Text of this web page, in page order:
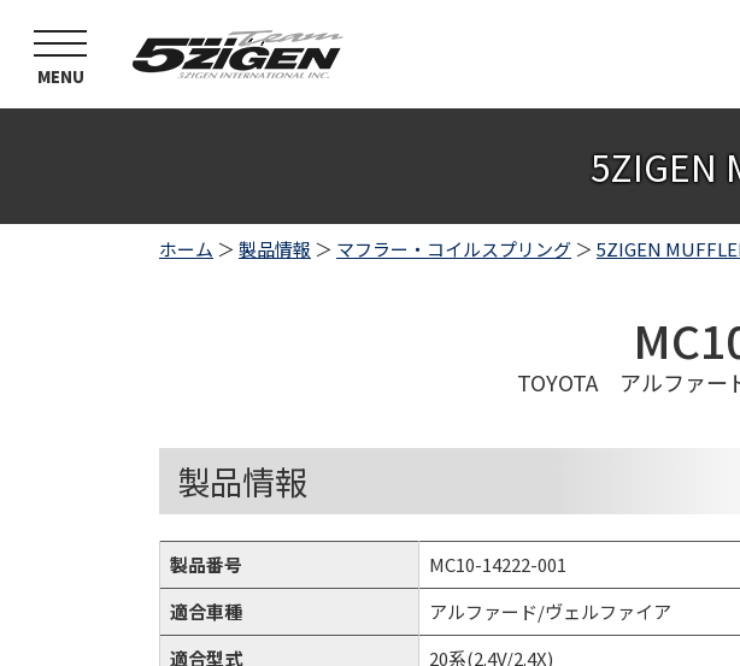
toggle
navigation
MENU
5ZIGEN
ホーム ＞製品情報 ＞ マフラー・コイルスプリング ＞5ZIGEN
TOYOTA アルファー
製品情報
製品番号
MC10-14222-001
適合車種
アルファード/ヴェルファイア
適合型式
20系(2.4V/2.4X)